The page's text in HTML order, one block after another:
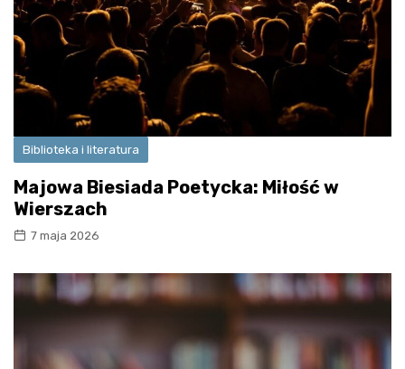
Biblioteka i literatura
Majowa Biesiada Poetycka: Miłość w
Wierszach
7 maja 2026